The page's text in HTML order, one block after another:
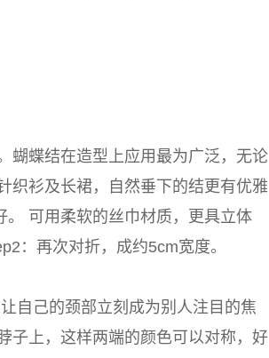
蝴蝶结在造型上应用最为广泛，无论
织衫及长裙，自然垂下的结更有优雅
可用柔软的丝巾材质，更具立体
：再次对折，成约5cm宽度。
自己的颈部立刻成为别人注目的焦
子上，这样两端的颜色可以对称，好